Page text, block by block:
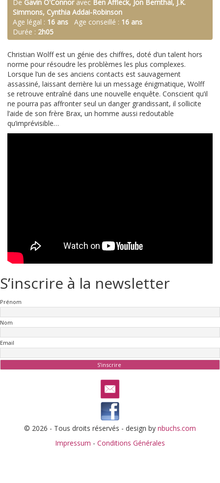
De Gavin O'Connor avec Ben Affleck, Jon Bernthal, J.K.
Simmons, Cynthia Addai-Robinson
Age légal : 16 ans Age conseillé : 16 ans
Durée : 2h05
Christian Wolff est un génie des chiffres, doté d’un talent hors
norme pour résoudre les problèmes les plus complexes.
Lorsque l’un de ses anciens contacts est sauvagement
assassiné, laissant derrière lui un message énigmatique, Wolff
se retrouve entraîné dans une nouvelle enquête. Conscient qu’il
ne pourra pas affronter seul un danger grandissant, il sollicite
l’aide de son frère Brax, un homme aussi redoutable
qu’imprévisible…
S’inscrire à la newsletter
Prénom
Nom
Email
© 2026 - Tous droits réservés - design by nbuchs.com
Impressum - Conditions Générales